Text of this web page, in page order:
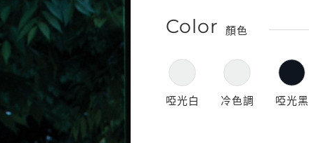
Color 顏色
啞光白 冷色調 啞光黑